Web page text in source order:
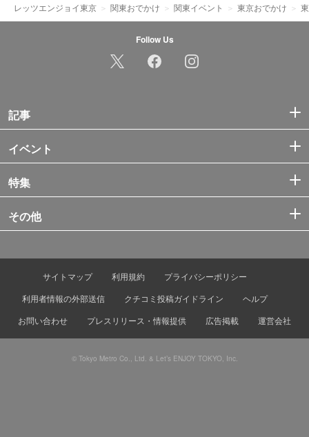
レッツエンジョイ東京 関東おでかけ 関東イベント 東京おでかけ
Follow Us
記事
イベント
特集
その他
サイトマップ 利用規約
プライバシーポリシー
利用者情報の外部送信
クチコミ投稿ガイドライン
ヘルプ
お問い合わせ
プレスリリース・情報提供 広告掲載 運営会社
© Tokyo Metro Co., Ltd. & Let’s ENJOY TOKYO, Inc.